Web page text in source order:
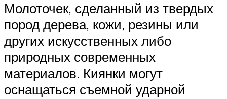
Молоточек, сделанный из твердых
пород дерева, кожи, резины или
других искусственных либо
природных современных
материалов. Киянки могут
оснащаться съемной ударной